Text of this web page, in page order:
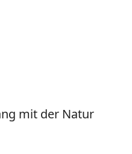
mit der Natur